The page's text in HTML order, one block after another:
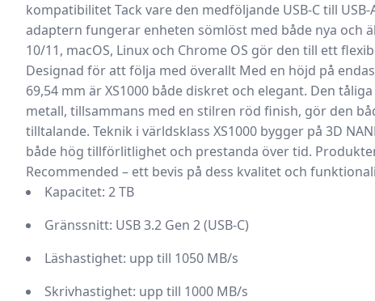
kompatibilitetTack vare den medföljande USB-C till USB-
adaptern fungerar enheten sömlöst med både nya och
10/11, macOS, Linux och Chrome OS gör den till ett
Designad för att följa med överallt Med en höjd på
69,54 mm är XS1000 både diskret och elegant. Den
metall, tillsammans med en stilren röd finish, gör den
tilltalande. Teknik i världsklass XS1000 bygger på 3D
både hög tillförlitlighet och prestanda över tid.
Recommended – ett bevis på dess kvalitet och
Kapacitet: 2 TB
Gränssnitt: USB 3.2 Gen 2 (USB-C)
Läshastighet: upp till 1050 MB/s
Skrivhastighet: upp till 1000 MB/s